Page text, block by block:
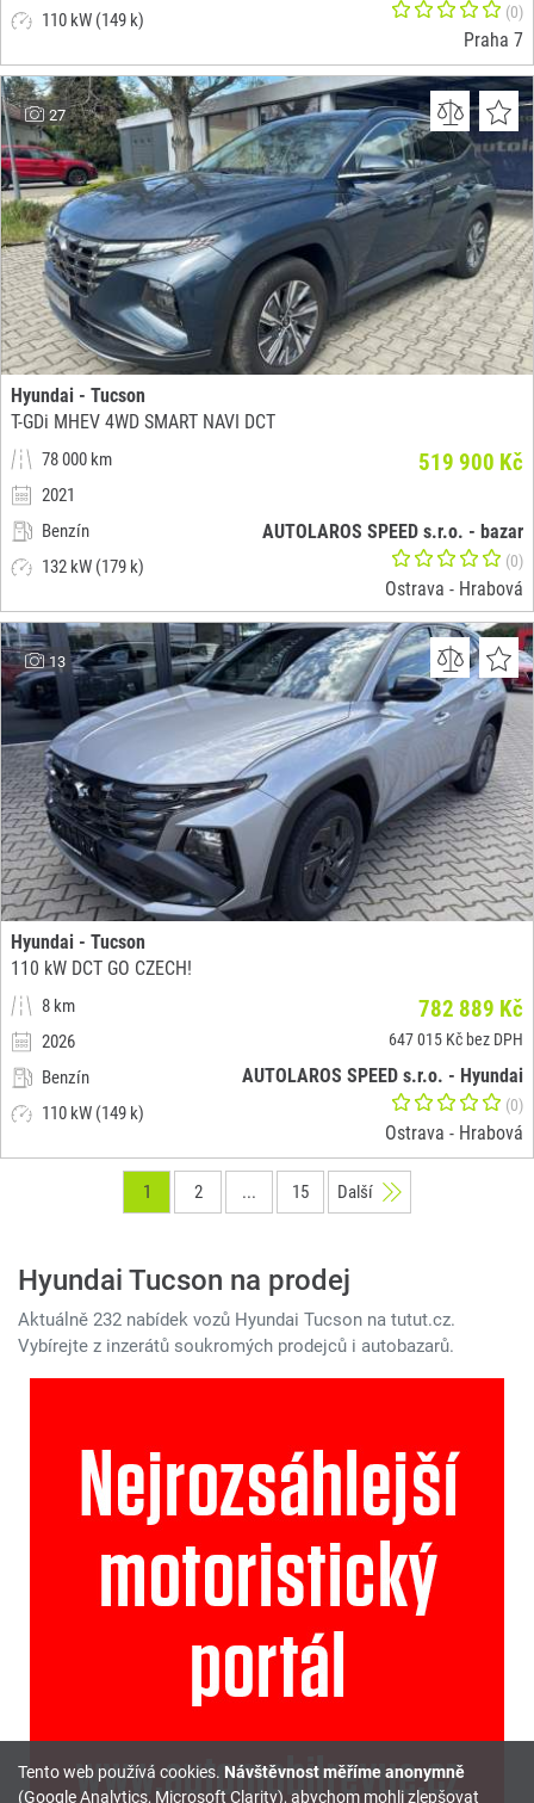
110 kW (149 k)
(0)
Praha 7
27
Hyundai - Tucson
T-GDi MHEV 4WD SMART NAVI DCT
78 000 km
2021
Benzín
132 kW (179 k)
519 900 Kč
AUTOLAROS SPEED s.r.o. - bazar
(0)
Ostrava - Hrabová
13
Hyundai - Tucson
110 kW DCT GO CZECH!
8 km
2026
Benzín
110 kW (149 k)
782 889 Kč
647 015 Kč bez DPH
AUTOLAROS SPEED s.r.o. - Hyundai
(0)
Ostrava - Hrabová
1 2 ... 15 Další
Hyundai Tucson na prodej
Aktuálně 232 nabídek vozů Hyundai Tucson na tutut.cz.
Vybírejte z inzerátů soukromých prodejců i autobazarů.
Tento web používá cookies. Návštěvnost měříme anonymně
(Google Analytics, Microsoft Clarity), abychom mohli zlepšovat